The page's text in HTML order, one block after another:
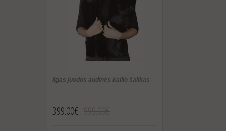
Ilgas juodos audinės kailio šalikas
399.00€